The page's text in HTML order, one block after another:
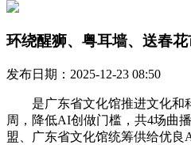
环绕醒狮、粤耳墙、送春
发布日期：2025-12-23 08:50
是广东省文化馆推进文化和
周，降低AI创做门槛，共4场曲
盟、广东省文化馆统筹供给优良